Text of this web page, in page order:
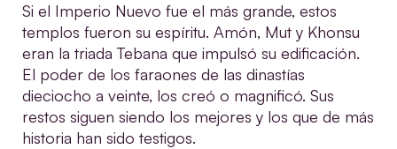
Si el Imperio Nuevo fue el más grande, estos
templos fueron su espíritu. Amón, Mut y Khonsu
eran la triada Tebana que impulsó su edificación.
El poder de los faraones de las dinastías
dieciocho a veinte, los creó o magnificó. Sus
restos siguen siendo los mejores y los que de más
historia han sido testigos.